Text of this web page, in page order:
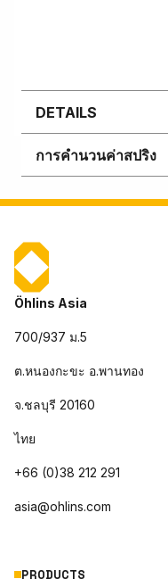
DETAILS
การคำนวนค่าสปริง
Öhlins Asia
700/937 ม.5
ต.หนองกะขะ อ.พานทอง
จ.ชลบุรี 20160
ไทย
+66 (0)38 212 291
asia@ohlins.com
PRODUCTS